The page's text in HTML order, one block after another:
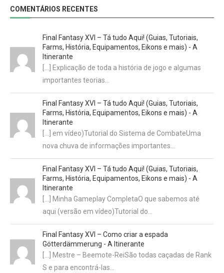
COMENTÁRIOS RECENTES
Final Fantasy XVI – Tá tudo Aqui! (Guias, Tutoriais,
Farms, História, Equipamentos, Eikons e mais) - A
Itinerante
[…] Explicação de toda a história de jogo e algumas
importantes teorias…
Final Fantasy XVI – Tá tudo Aqui! (Guias, Tutoriais,
Farms, História, Equipamentos, Eikons e mais) - A
Itinerante
[…] em vídeo)Tutorial do Sistema de CombateUma
nova chuva de informações importantes…
Final Fantasy XVI – Tá tudo Aqui! (Guias, Tutoriais,
Farms, História, Equipamentos, Eikons e mais) - A
Itinerante
[…] Minha Gameplay CompletaO que sabemos até
aqui (versão em vídeo)Tutorial do…
Final Fantasy XVI – Como criar a espada
Götterdämmerung - A Itinerante
[…] Mestre – Beemote-ReiSão todas caçadas de Rank
S e para encontrá-las…